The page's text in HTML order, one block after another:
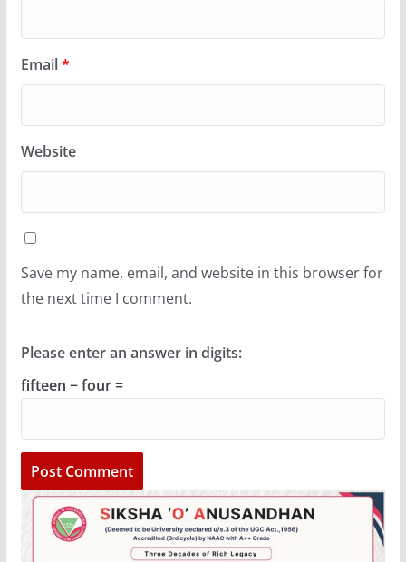
Email*
Website
Save my name, email, and website in this browser for
the next time I comment.
Please enter an answer in digits:
fifteen − four =